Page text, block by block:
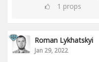
1 props
Roman Lykhatskyi
Jan 29, 2022